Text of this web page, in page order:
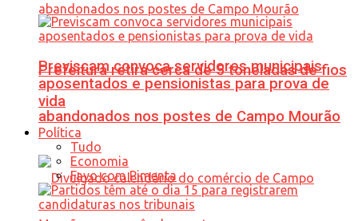
Prefeitura retira cerca de 5 toneladas de fios
abandonados nos postes de Campo Mourão
Previscam convoca servidores municipais
aposentados e pensionistas para prova de
vida
Política
Tudo
Economia
Favo com Pimenta